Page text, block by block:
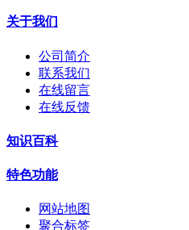
关于我们
公司简介
联系我们
在线留言
在线反馈
知识百科
特色功能
网站地图
聚合标签